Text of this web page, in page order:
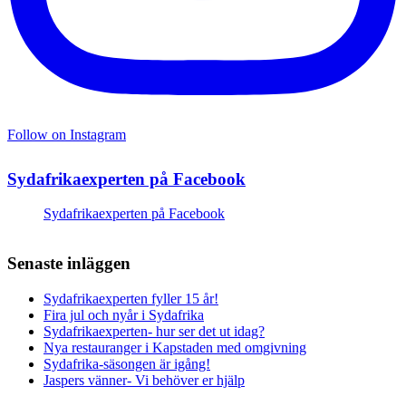
Follow on Instagram
Sydafrikaexperten på Facebook
Sydafrikaexperten på Facebook
Senaste inläggen
Sydafrikaexperten fyller 15 år!
Fira jul och nyår i Sydafrika
Sydafrikaexperten- hur ser det ut idag?
Nya restauranger i Kapstaden med omgivning
Sydafrika-säsongen är igång!
Jaspers vänner- Vi behöver er hjälp